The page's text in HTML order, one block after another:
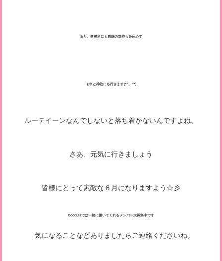
あと、事務所にも感謝の気持ちを込めて
それと神社にも行きます(*^。^*)
ルーテイーンなんでしないと落ち着かないんですよね。
さあ、元気に行きましょう
皆様にとって素敵な６月になりますよう☆彡
CocoLisでは一緒に働いてくれるメンバー大募集中です
気になることなどありましたらご連絡くださいね。